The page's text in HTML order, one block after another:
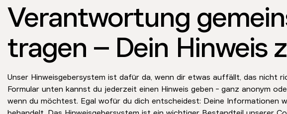
Verantwortung
tragen – Dein Hinweis
Unser Hinweisgebersystem ist dafür da, wenn dir etwas auffällt, das nicht
Formular unten kannst du jederzeit einen Hinweis geben - ganz anonym
wenn du möchtest. Egal wofür du dich entscheidest: Deine Informationen